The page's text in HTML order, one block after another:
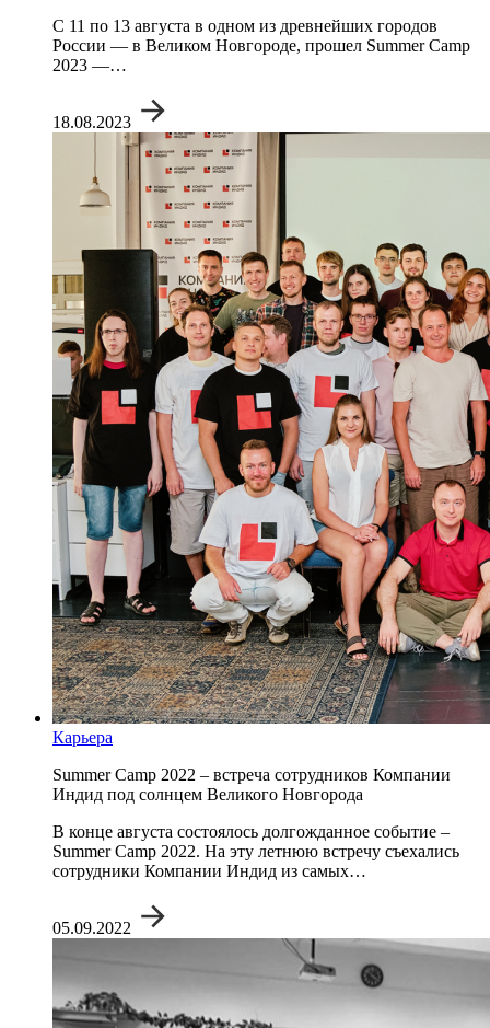
С 11 по 13 августа в одном из древнейших городов
России — в Великом Новгороде, прошел Summer Camp
2023 —…
18.08.2023
Карьера
Summer Camp 2022 – встреча сотрудников Компании
Индид под солнцем Великого Новгорода
В конце августа состоялось долгожданное событие –
Summer Camp 2022. На эту летнюю встречу съехались
сотрудники Компании Индид из самых…
05.09.2022